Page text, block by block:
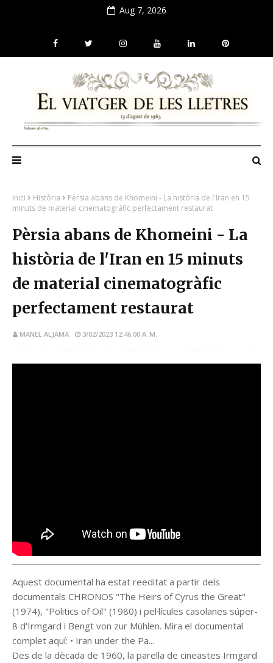
Aug 7, 2026
Inici Història
Pèrsia abans de Khomeini - La història de l'Iran en 15
minuts de material cinematogràfic perfectament restaurat
Pèrsia abans de Khomeini - La
història de l'Iran en 15 minuts
de material cinematogràfic
perfectament restaurat
MANEL ALJAMA 3/02/2023 12:46:00 A. M.
Aquest documental ha estat reeditat a partir dels
documentals CHRONOS "The Heirs of Cyrus the Great"
(1974), "Politics of Oil" (1980) i pel·lícules casolanes súper-
8 d'Irmgard i Bengt von zur Mühlen. Mira el documental
complet aquí: • Iran under the Pa...
Des de la dècada de 1960, la parella de cineastes Irmgard